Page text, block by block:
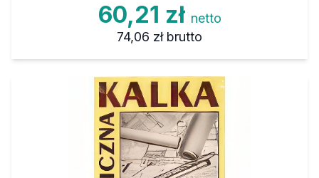
60,21 zł netto
74,06 zł brutto